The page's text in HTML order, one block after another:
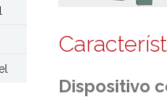
Dispositivo